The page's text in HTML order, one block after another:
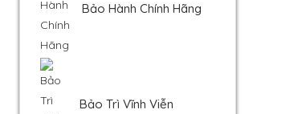
Bảo Hành Chính Hãng
Bảo Trì Vĩnh Viễn